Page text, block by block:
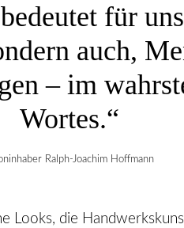
für
auch,
– im
Wortes.“
Ralph-Joachim Hoffmann
Looks, die